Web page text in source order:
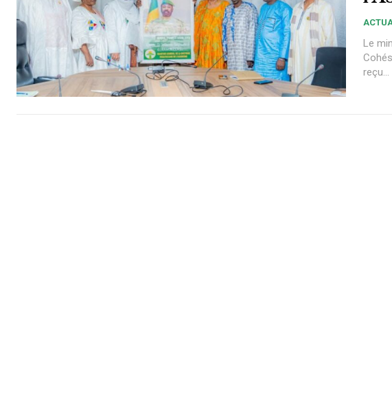
Le
reçu...